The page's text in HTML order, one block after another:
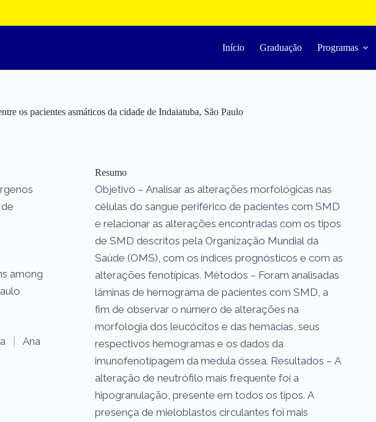
Início Graduação Programas
os pacientes asmáticos da cidade de Indaiatuba, São Paulo
among
|
Ana
Resumo
Objetivo – Analisar as alterações morfológicas nas
células do sangue periférico de pacientes com SMD
e relacionar as alterações encontradas com os tipos
de SMD descritos pela Organização Mundial da
Saúde (OMS), com os índices prognósticos e com as
alterações fenotípicas. Métodos – Foram analisadas
lâminas de hemograma de pacientes com SMD, a
fim de observar o número de alterações na
morfologia dos leucócitos e das hemácias, seus
respectivos hemogramas e os dados da
imunofenotipagem da medula óssea. Resultados – A
alteração de neutrófilo mais frequente foi a
hipogranulação, presente em todos os tipos. A
presença de mieloblastos circulantes foi mais